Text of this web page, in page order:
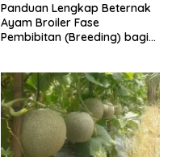
Panduan Lengkap Beternak
Ayam Broiler Fase
Pembibitan (Breeding) bagi